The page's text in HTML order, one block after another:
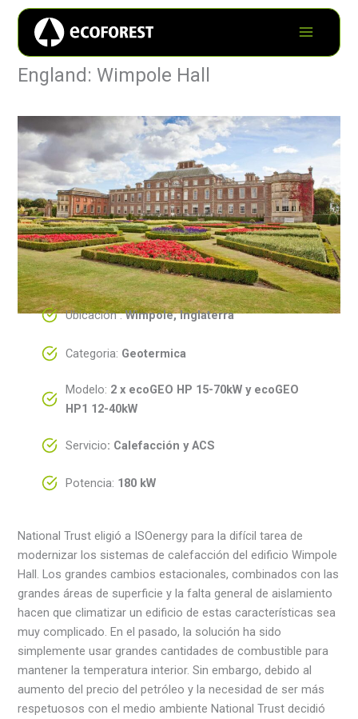
England: Wimpole Hall
Ubicación :Wimpole, Inglaterra
Categoria: Geotermica
Modelo: 2 x ecoGEO HP 15-70kW y ecoGEO
HP1 12-40kW
Servicio: Calefacción y ACS
Potencia: 180 kW
National Trust eligió a ISOenergy para la difícil tarea de
modernizar los sistemas de calefacción del edificio Wimpole
Hall. Los grandes cambios estacionales, combinados con las
grandes áreas de superficie y la falta general de aislamiento
hacen que climatizar un edificio de estas características sea
muy complicado. En el pasado, la solución ha sido
simplemente usar grandes cantidades de combustible para
mantener la temperatura interior. Sin embargo, debido al
aumento del precio del petróleo y la necesidad de ser más
respetuosos con el medio ambiente National Trust decidió